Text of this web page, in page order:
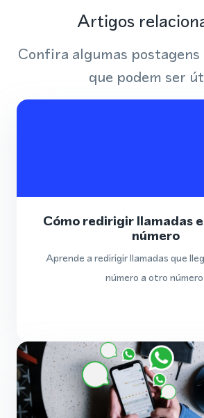
Artigos
Confira algumas postagens
que podem ser
Cómo redirigir llamadas
número
Aprende a redirigir llamadas que
número a otro